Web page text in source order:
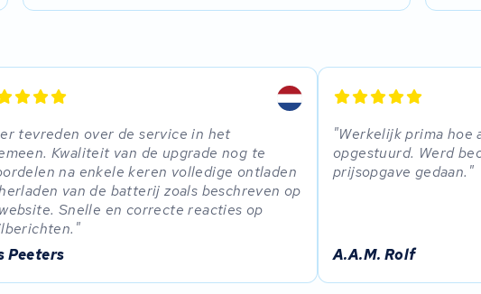
tevreden over de service in het
Kwaliteit van de upgrade nog te
na enkele keren volledige ontladen
van de batterij zoals beschreven op
Snelle en correcte reacties op
Peeters
Werkelijk prima hoe
opgestuurd. Werd
prijsopgave gedaan.
A.A.M. Rolf